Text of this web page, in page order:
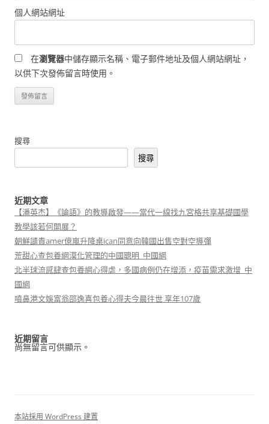
個人網站網址
在瀏覽器中儲存顯示名稱、電子郵件地址及個人網站網址，
以供下次發佈留言時使用。
搜尋
搜尋
近期文章
【潘英杰】《論語》的教導啟發——當代一線找九宮格共享基礎國學
教學該若何開展？
朝鮮譴責amer億嵐升降桌ican同意向韓國出售空對空導彈
荒甜心查包養網漠化管理的中國聰明_中國網
北半球流感肆查包養網心得虐，多國病例仍在增添，疫苗需求激增_中
國網
噴鼻港文娛富翁邵逸喜包養心得夫今晨往世 享年107歲
近期留言
尚無留言可供顯示。
本站採用 WordPress 建置